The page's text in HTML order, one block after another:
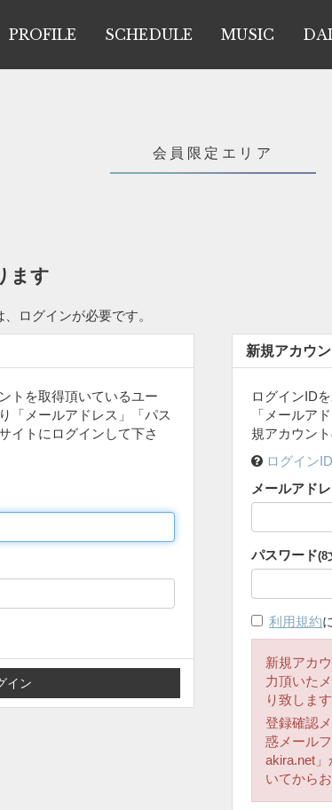
PROFILE SCHEDULE MUSIC
会員限定エリア
ます
ログインが必要です。
トを取得頂いているユー
「メールアドレス」「パス
イトにログインして下さ
新規アカウ
ログインID
「メールア
規アカウン
ログイン
メールアド
パスワード(8
利用規約
新規アカ
力頂いた
り致します
登録確認
惑メール
akira.net
いてから